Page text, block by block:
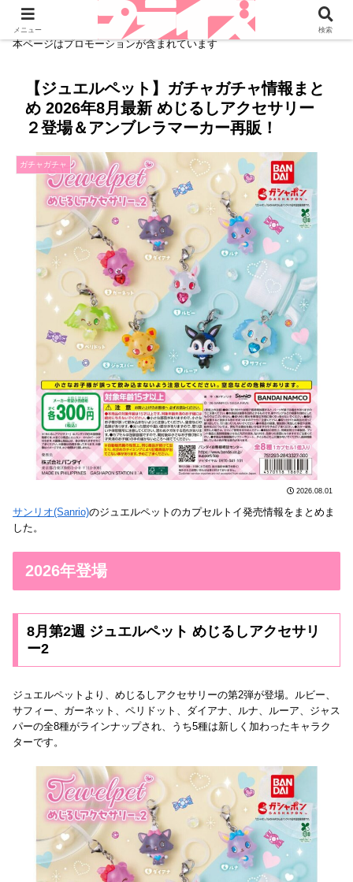
本ページはプロモーションが含まれています
【ジュエルペット】ガチャガチャ情報まと
め 2026年8月最新 めじるしアクセサリー
２登場＆アンブレラマーカー再販！
ガチャガチャ
2026.08.01
サンリオ(Sanrio)のジュエルペットのカプセルトイ発売情報をまとめま
した。
2026年登場
8月第2週 ジュエルペット めじるしアクセサリ
ー2
ジュエルペットより、めじるしアクセサリーの第2弾が登場。ルビー、
サフィー、ガーネット、ペリドット、ダイアナ、ルナ、ルーア、ジャス
パーの全8種がラインナップされ、うち5種は新しく加わったキャラク
ターです。
メニュー 検索